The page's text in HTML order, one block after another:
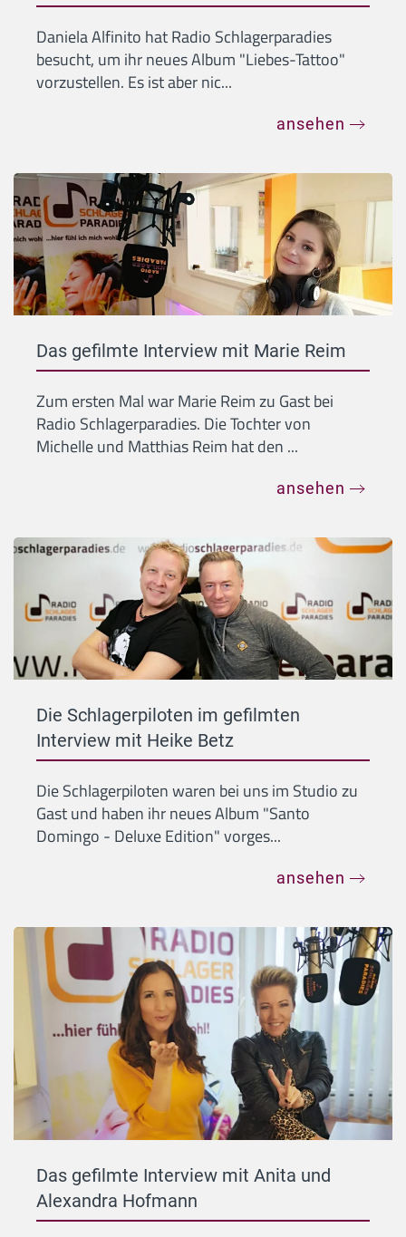
Daniela Alfinito hat Radio Schlagerparadies
besucht, um ihr neues Album "Liebes-Tattoo"
vorzustellen. Es ist aber nic...
ansehen
Das gefilmte Interview mit Marie Reim
Zum ersten Mal war Marie Reim zu Gast bei
Radio Schlagerparadies. Die Tochter von
Michelle und Matthias Reim hat den ...
ansehen
Die Schlagerpiloten im gefilmten
Interview mit Heike Betz
Die Schlagerpiloten waren bei uns im Studio zu
Gast und haben ihr neues Album "Santo
Domingo - Deluxe Edition" vorges...
ansehen
Das gefilmte Interview mit Anita und
Alexandra Hofmann